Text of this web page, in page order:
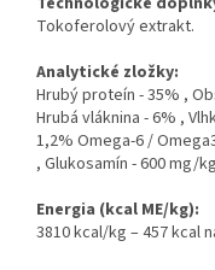
Tokoferolový extrakt.
Analytické zložky:
Hrubý proteín - 35% ,
Hrubá vláknina - 6% ,
1,2% Omega-6 /
, Glukosamín - 600 mg/
Energia (kcal ME/kg):
3810 kcal/kg – 457 kcal